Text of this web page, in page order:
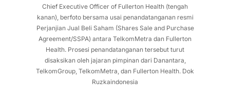
Chief Executive Officer of Fullerton Health (tengah
kanan), berfoto bersama usai penandatanganan resmi
Perjanjian Jual Beli Saham (Shares Sale and Purchase
Agreement/SSPA) antara TelkomMetra dan Fullerton
Health. Prosesi penandatanganan tersebut turut
disaksikan oleh jajaran pimpinan dari Danantara,
TelkomGroup, TelkomMetra, dan Fullerton Health. Dok
Ruzkaindonesia